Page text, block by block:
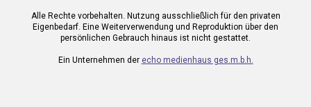
Alle Rechte vorbehalten. Nutzung ausschließlich für den privaten
Eigenbedarf. Eine Weiterverwendung und Reproduktion über den
persönlichen Gebrauch hinaus ist nicht gestattet.
Ein Unternehmen der echo medienhaus ges.m.b.h.